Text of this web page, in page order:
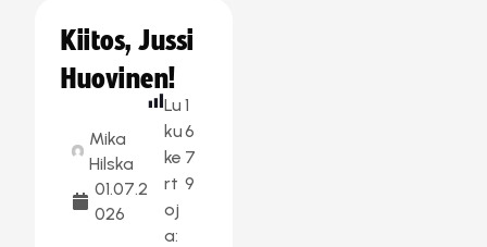
Kiitos, Jussi
Huovinen!
Mika
Hilska
01.07.2
026
Lu
ku
ke
rt
oj
a:
1
6
7
9